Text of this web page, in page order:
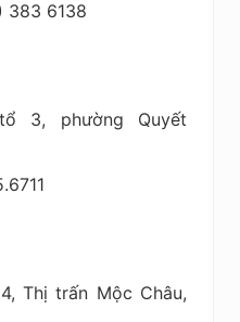
383 6138
3, phường Quyết
Thị trấn Mộc Châu,